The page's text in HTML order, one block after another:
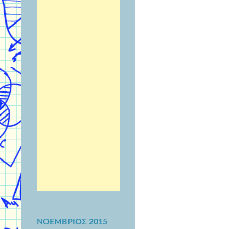
ΝΟΈΜΒΡΙΟΣ 2015